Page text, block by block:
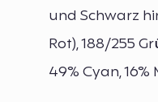
und Schwarz
Rot), 188/255
49% Cyan,